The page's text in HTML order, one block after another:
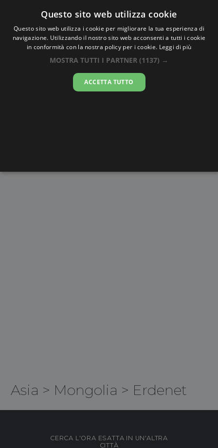
Oraesatta.co
Ora EsattaErdenet
07:20:47
Asia > Mongolia > Erdenet
CERCA L'ORA ESATTA IN UN'ALTRA
CITTÀ
Questo sito web utilizza cookie
Questo sito web utilizza i cookie per migliorare la tua esperienza di
navigazione. Utilizzando il nostro sito web acconsenti a tutti i cookie
in conformità con la nostra policy per i cookie. Leggi di più
MOSTRA TUTTI I PARTNER (1137) →
ACCETTA TUTTO